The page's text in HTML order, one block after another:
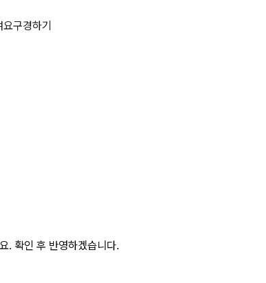
이 아닌 것은?PP 상세 페이지
요구경하기
. 확인 후 반영하겠습니다.